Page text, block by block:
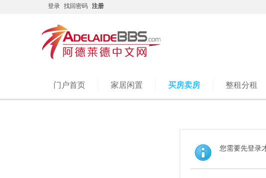
登录 找回密码 注册
门户首页 家居闲置 买房卖房 整租分租
您需要先登录